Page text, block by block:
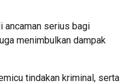
ancaman serius bagi
menimbulkan dampak
tindakan kriminal, serta